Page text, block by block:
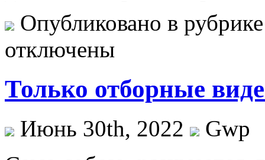
Опубликовано в
отключены
Только отборные
Июнь 30th, 2022
Gwp